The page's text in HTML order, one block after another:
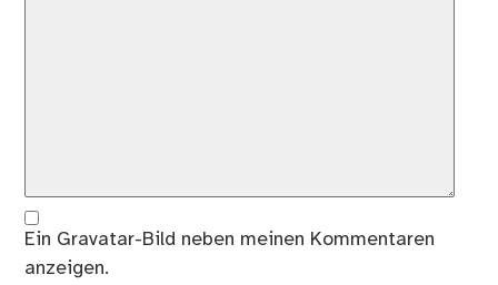
Ein Gravatar-Bild neben meinen Kommentaren
anzeigen.